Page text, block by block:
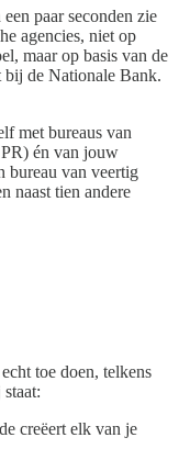
paar seconden zie
agencies, niet op
maar op basis van de
bij de Nationale Bank.
met bureaus van
én van jouw
bureau van veertig
naast tien andere
toe doen, telkens
creëert elk van je